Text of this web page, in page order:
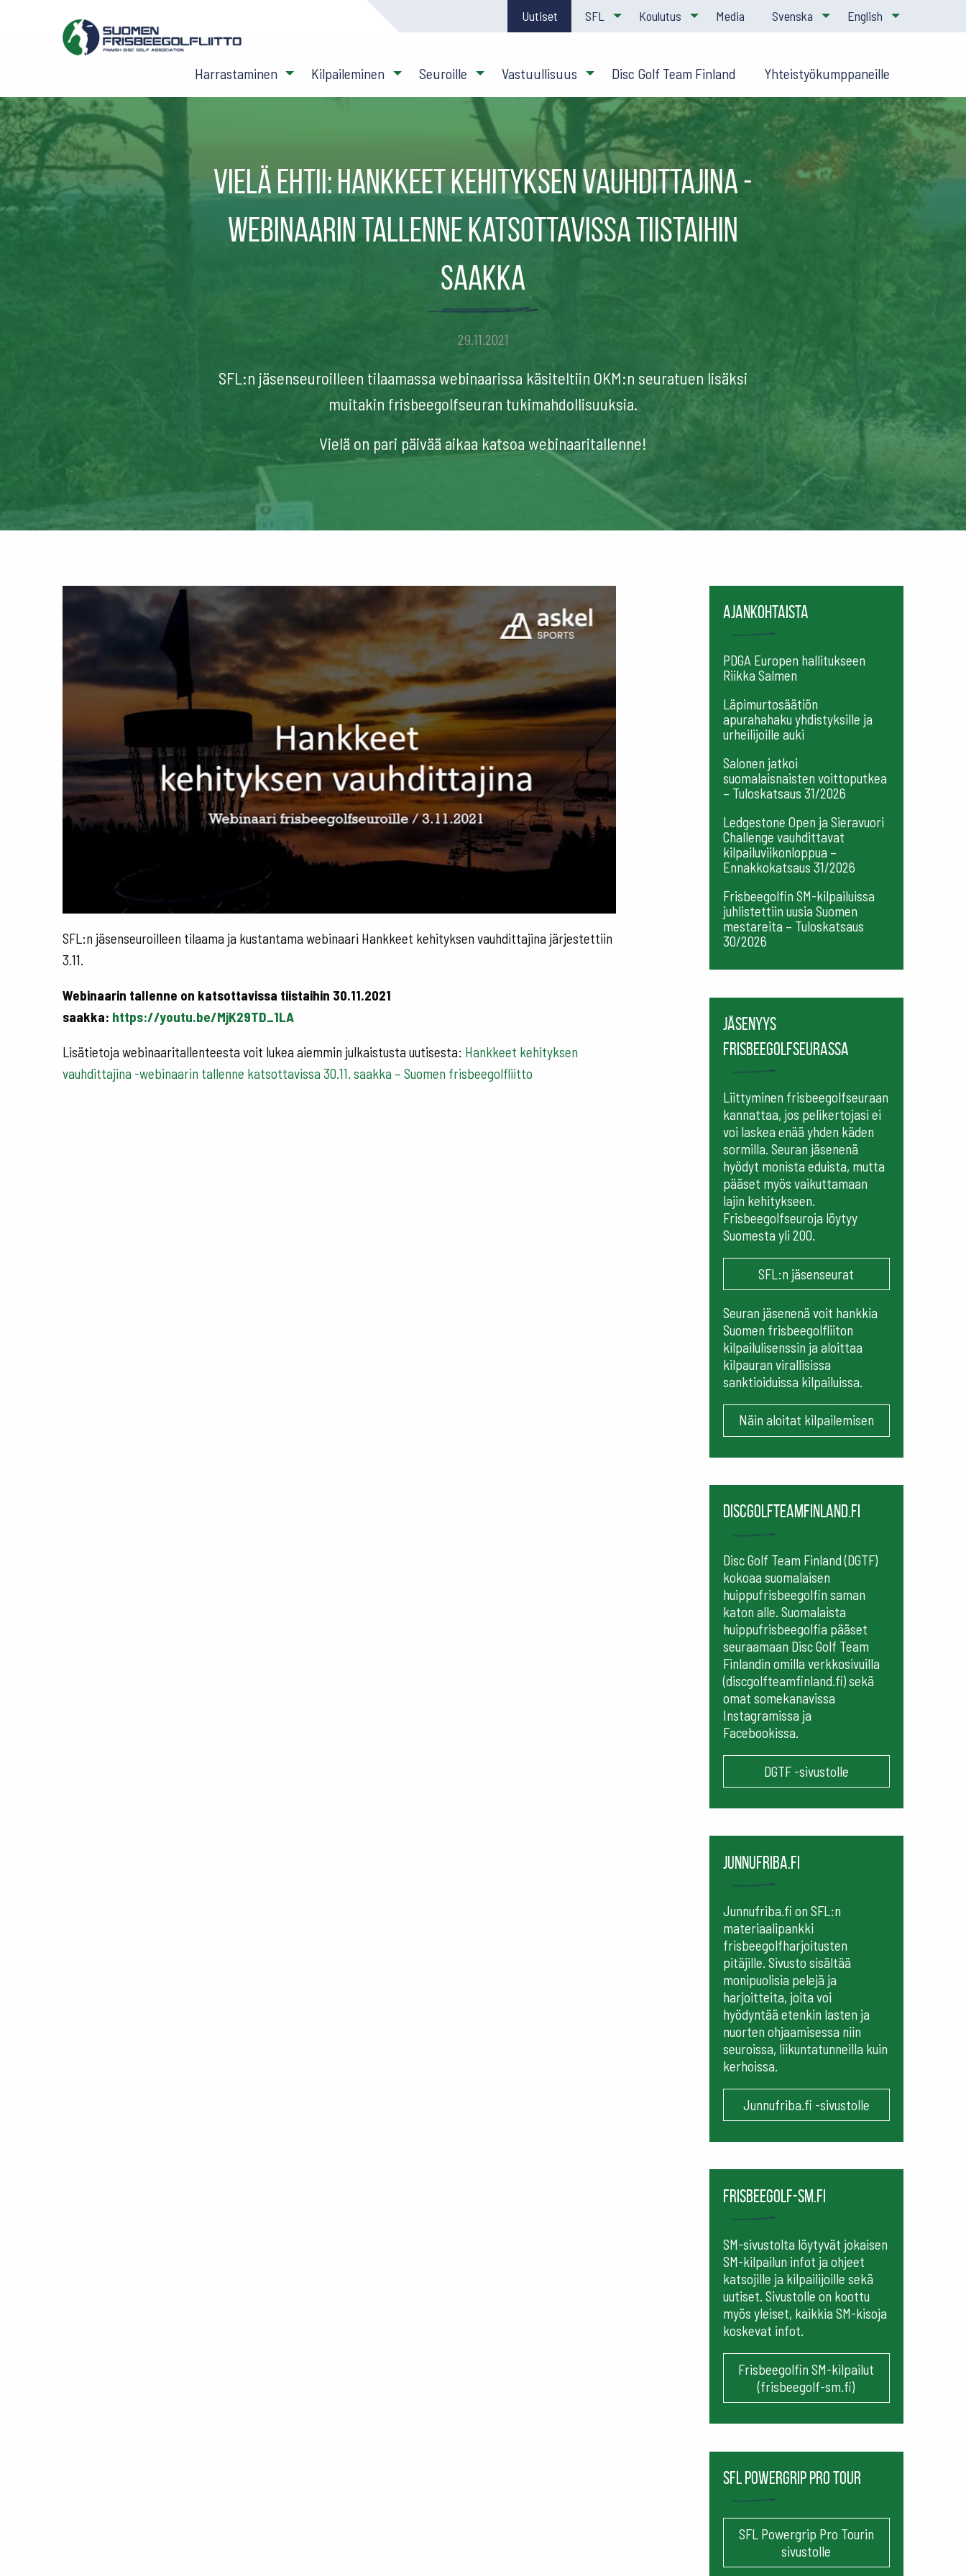
Uutiset SFL Koulutus Media Svenska English
Harrastaminen Kilpaileminen Seuroille Vastuullisuus Disc Golf Team Finland Yhteistyökumppaneille
Vielä ehtii: Hankkeet kehityksen vauhdittajina -
webinaarin tallenne katsottavissa tiistaihin
saakka
29.11.2021
SFL:n jäsenseuroilleen tilaamassa webinaarissa käsiteltiin OKM:n seuratuen lisäksi
muitakin frisbeegolfseuran tukimahdollisuuksia.
Vielä on pari päivää aikaa katsoa webinaaritallenne!
SFL:n jäsenseuroilleen tilaama ja kustantama webinaari Hankkeet kehityksen vauhdittajina järjestettiin
3.11.
Webinaarin tallenne on katsottavissa tiistaihin 30.11.2021
saakka: https://youtu.be/MjK29TD_1LA
Lisätietoja webinaaritallenteesta voit lukea aiemmin julkaistusta uutisesta: Hankkeet kehityksen
vauhdittajina -webinaarin tallenne katsottavissa 30.11. saakka – Suomen frisbeegolfliitto
Ajankohtaista
PDGA Europen hallitukseen
Riikka Salmen
Läpimurtosäätiön
apurahahaku yhdistyksille ja
urheilijoille auki
Salonen jatkoi
suomalaisnaisten voittoputkea
– Tuloskatsaus 31/2026
Ledgestone Open ja Sieravuori
Challenge vauhdittavat
kilpailuviikonloppua –
Ennakkokatsaus 31/2026
Frisbeegolfin SM-kilpailuissa
juhlistettiin uusia Suomen
mestareita – Tuloskatsaus
30/2026
Jäsenyys
frisbeegolfseurassa
Liittyminen frisbeegolfseuraan
kannattaa, jos pelikertojasi ei
voi laskea enää yhden käden
sormilla. Seuran jäsenenä
hyödyt monista eduista, mutta
pääset myös vaikuttamaan
lajin kehitykseen.
Frisbeegolfseuroja löytyy
Suomesta yli 200.
SFL:n jäsenseurat
Seuran jäsenenä voit hankkia
Suomen frisbeegolfliiton
kilpailulisenssin ja aloittaa
kilpauran virallisissa
sanktioiduissa kilpailuissa.
Näin aloitat kilpailemisen
Discgolfteamfinland.fi
Disc Golf Team Finland (DGTF)
kokoaa suomalaisen
huippufrisbeegolfin saman
katon alle. Suomalaista
huippufrisbeegolfia pääset
seuraamaan Disc Golf Team
Finlandin omilla verkkosivuilla
(discgolfteamfinland.fi) sekä
omat somekanavissa
Instagramissa ja
Facebookissa.
DGTF -sivustolle
Junnufriba.fi
Junnufriba.fi on SFL:n
materiaalipankki
frisbeegolfharjoitusten
pitäjille. Sivusto sisältää
monipuolisia pelejä ja
harjoitteita, joita voi
hyödyntää etenkin lasten ja
nuorten ohjaamisessa niin
seuroissa, liikuntatunneilla kuin
kerhoissa.
Junnufriba.fi -sivustolle
frisbeegolf-sm.fi
SM-sivustolta löytyvät jokaisen
SM-kilpailun infot ja ohjeet
katsojille ja kilpailijoille sekä
uutiset. Sivustolle on koottu
myös yleiset, kaikkia SM-kisoja
koskevat infot.
Frisbeegolfin SM-kilpailut
(frisbeegolf-sm.fi)
SFL Powergrip Pro Tour
SFL Powergrip Pro Tourin
sivustolle